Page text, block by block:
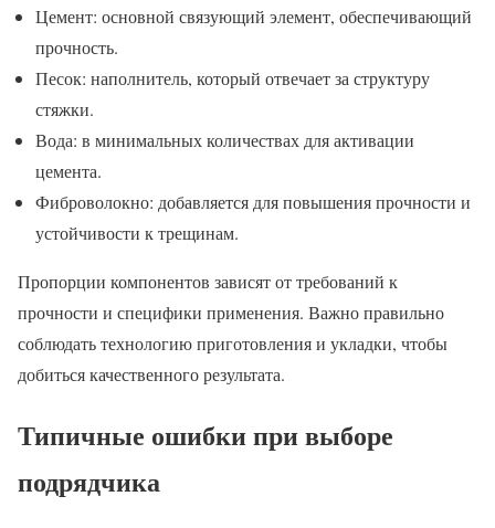
Цемент: основной связующий элемент, обеспечивающий
прочность.
Песок: наполнитель, который отвечает за структуру
стяжки.
Вода: в минимальных количествах для активации
цемента.
Фиброволокно: добавляется для повышения прочности и
устойчивости к трещинам.
Пропорции компонентов зависят от требований к
прочности и специфики применения. Важно правильно
соблюдать технологию приготовления и укладки, чтобы
добиться качественного результата.
Типичные ошибки при выборе
подрядчика